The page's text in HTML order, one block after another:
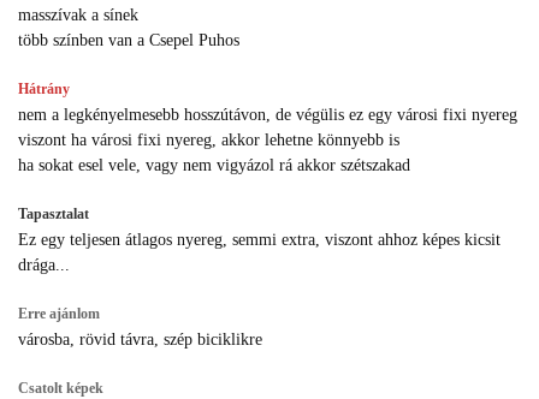
masszívak a sínek
több színben van a Csepel Puhos
Hátrány
nem a legkényelmesebb hosszútávon, de végülis ez egy városi fixi nyereg
viszont ha városi fixi nyereg, akkor lehetne könnyebb is
ha sokat esel vele, vagy nem vigyázol rá akkor szétszakad
Tapasztalat
Ez egy teljesen átlagos nyereg, semmi extra, viszont ahhoz képes kicsit
drága...
Erre ajánlom
városba, rövid távra, szép biciklikre
Csatolt képek